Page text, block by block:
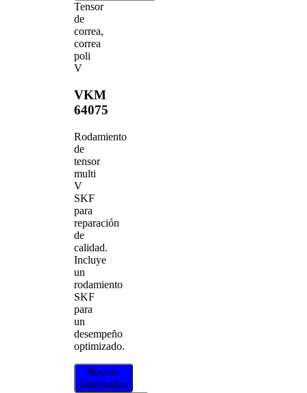
Tensor
de
correa,
correa
poli
V
VKM
64075
Rodamiento
de
tensor
multi
V
SKF
para
reparación
de
calidad.
Incluye
un
rodamiento
SKF
para
un
desempeño
optimizado.
Buscar
distribuidor